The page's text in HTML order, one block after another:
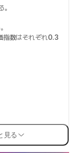
指数はそれぞれ 0.3
見る